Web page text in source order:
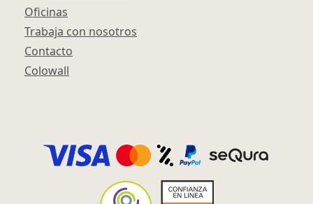
Oficinas
Trabaja con nosotros
Contacto
Colowall